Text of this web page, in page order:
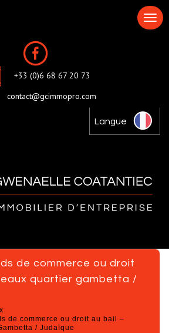
+33 (0)6 68 67 20 73
contact@gcimmopro.com
Langue
quartier gambetta /
de commerce ou droit au bail –
/ Judaïque